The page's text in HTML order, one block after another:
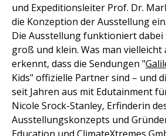
und Expeditionsleiter Prof. Dr.
die Konzeption der Ausstellung ein.
Die Ausstellung funktioniert
groß und klein. Was man vielleicht
erkennt, dass die Sendungen "
Kids" offizielle Partner sind – und
seit Jahren aus mit Edutainment
Nicole Srock-Stanley, Erfinderin
Ausstellungskonzepts und